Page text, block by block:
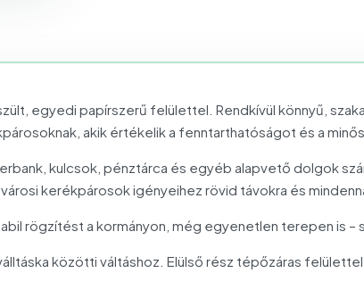
egyedi papírszerű felülettel. Rendkívül könnyű,
akik értékelik a fenntarthatóságot és a
kulcsok, pénztárca és egyéb alapvető dolgok
kerékpárosok igényeihez rövid távokra és
rögzítést a kormányon, még egyenetlen terepen is –
közötti váltáshoz. Elülső rész tépőzáras